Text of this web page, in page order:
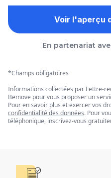
Voir l'aperçu
En partenariat
*Champs obligatoires
Informations collectées par Lettre-
Bemove pour vous proposer un
Pour en savoir plus et exercer vos
confidentialité des données. Pour
téléphonique, inscrivez-vous